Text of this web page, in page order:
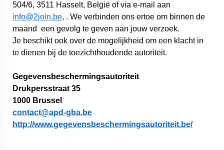
504/6, 3511 Hasselt, België of via e-mail aan
info@2join.be, . We verbinden ons ertoe om binnen de
maand een gevolg te geven aan jouw verzoek.
Je beschikt ook over de mogelijkheid om een klacht in
te dienen bij de toezichthoudende autoriteit.
Gegevensbeschermingsautoriteit
Drukpersstraat 35
1000 Brussel
contact@apd-gba.be
http://www.gegevensbeschermingsautoriteit.be/